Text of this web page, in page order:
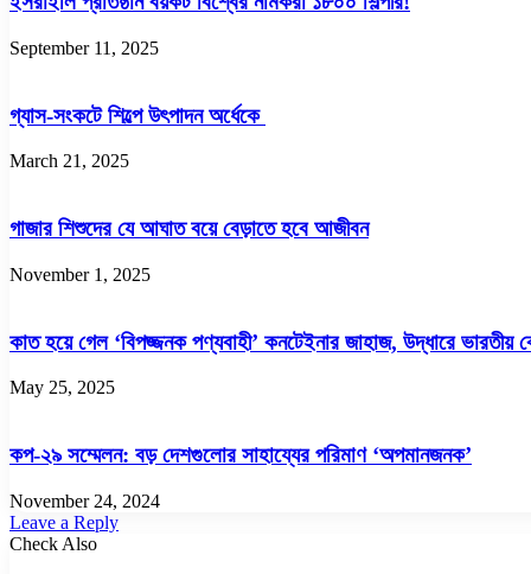
September 11, 2025
গ্যাস-সংকটে শিল্পে উৎপাদন অর্ধেকে
March 21, 2025
গাজার শিশুদের যে আঘাত বয়ে বেড়াতে হবে আজীবন
November 1, 2025
কাত হয়ে গেল ‘বিপজ্জনক পণ্যবাহী’ কনটেইনার জাহাজ, উদ্ধারে ভারতীয়
May 25, 2025
কপ-২৯ সম্মেলন: বড় দেশগুলোর সাহায্যের পরিমাণ ‘অপমানজনক’
November 24, 2024
Leave a Reply
Check Also